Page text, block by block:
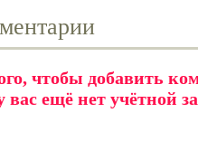
чтобы добавить
вас ещё нет учётной